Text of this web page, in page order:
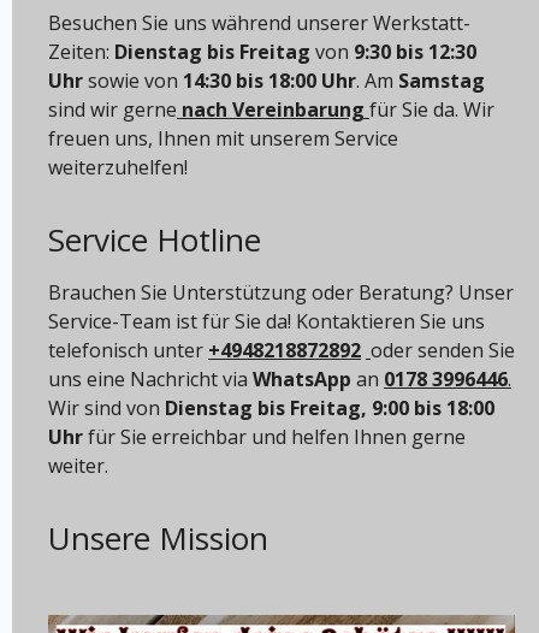
Besuchen Sie uns während unserer Werkstatt-
Zeiten: Dienstag bis Freitag von 9:30 bis 12:30
Uhrsowie von 14:30 bis 18:00 Uhr. Am Samstag
sind wir gerne nach Vereinbarung für Sie da. Wir
freuen uns, Ihnen mit unserem Service
weiterzuhelfen!
Service Hotline
Brauchen Sie Unterstützung oder Beratung? Unser
Service-Team ist für Sie da! Kontaktieren Sie uns
telefonisch unter +4948218872892 oder senden Sie
uns eine Nachricht via WhatsApp an 0178 3996446.
Wir sind von Dienstag bis Freitag, 9:00 bis 18:00
Uhrfür Sie erreichbar und helfen Ihnen gerne
weiter.
Unsere Mission